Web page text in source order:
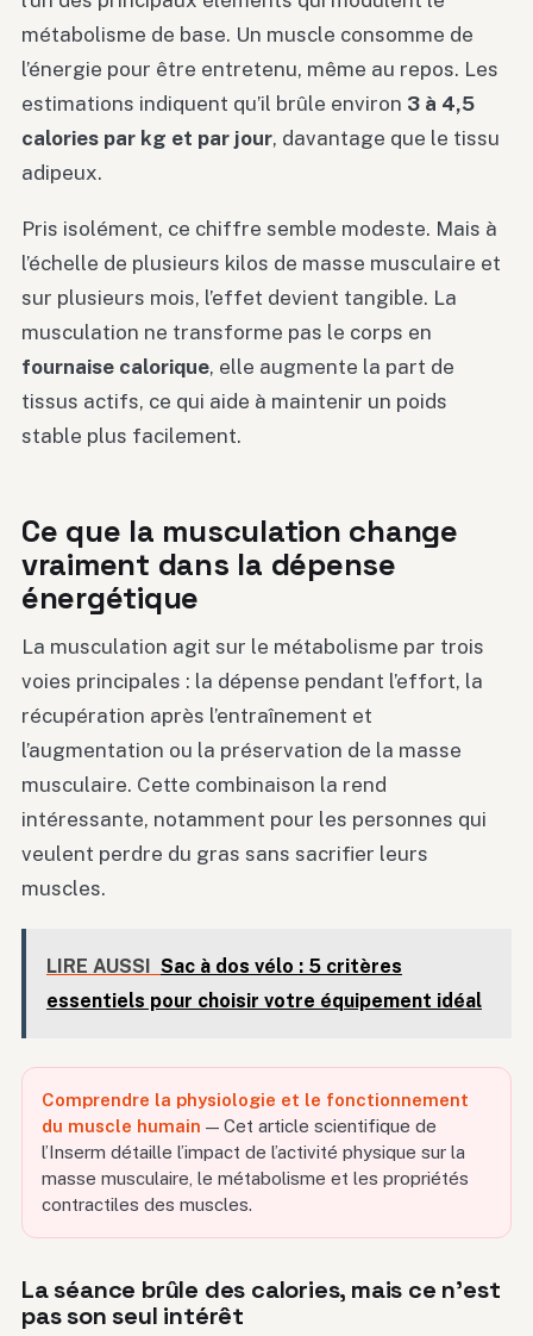
métabolisme de base. Un muscle consomme de
l’énergie pour être entretenu, même au repos. Les
estimations indiquent qu’il brûle environ 3 à 4,5
calories par kg et par jour, davantage que le tissu
adipeux.
Pris isolément, ce chiffre semble modeste. Mais à
l’échelle de plusieurs kilos de masse musculaire et
sur plusieurs mois, l’effet devient tangible. La
musculation ne transforme pas le corps en
fournaise calorique, elle augmente la part de
tissus actifs, ce qui aide à maintenir un poids
stable plus facilement.
Ce que la musculation change
vraiment dans la dépense
énergétique
La musculation agit sur le métabolisme par trois
voies principales : la dépense pendant l’effort, la
récupération après l’entraînement et
l’augmentation ou la préservation de la masse
musculaire. Cette combinaison la rend
intéressante, notamment pour les personnes qui
veulent perdre du gras sans sacrifier leurs
muscles.
LIRE AUSSI Sac à dos vélo : 5 critères
essentiels pour choisir votre équipement idéal
Comprendre la physiologie et le fonctionnement
du muscle humain — Cet article scientifique de
l’Inserm détaille l’impact de l’activité physique sur la
masse musculaire, le métabolisme et les propriétés
contractiles des muscles.
La séance brûle des calories, mais ce n’est
pas son seul intérêt